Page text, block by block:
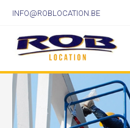
INFO@ROBLOCATION.BE